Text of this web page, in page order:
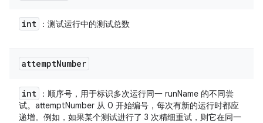
int ：测试运行中的测试总数
attemptNumber
int
：顺序号，用于标识多次运行同一 runName 的不同尝
试。attemptNumber 从 0 开始编号，每次有新的运行时都应
递增。例如，如果某个测试进行了 3 次精细重试，则它在同一